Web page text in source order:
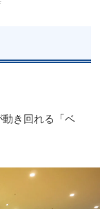
き回れる「ベ